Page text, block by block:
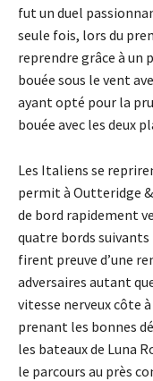
fut un duel
seule fois, lors du
reprendre grâce à un
bouée sous le vent
ayant opté pour la
bouée avec les deux
Les Italiens se
permit à Outteridge
de bord rapidement
quatre bords
firent preuve d’une
adversaires autant
vitesse nerveux côte
prenant les bonnes
les bateaux de Luna
le parcours au près